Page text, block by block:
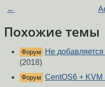
←
Похожие темы
Форум
Не
(2018)
Форум CentOS6 +